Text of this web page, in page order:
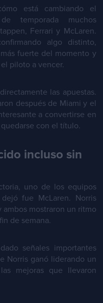
está cambiando el
temporada muchos
Ferrari y McLaren.
algo distinto,
fuerte del momento y
piloto a vencer.
las apuestas.
después de Miami y el
a convertirse en
con el título.
incluso sin
uno de los equipos
fue McLaren. Norris
mostraron un ritmo
de semana.
señales importantes
Norris ganó liderando un
mejoras que llevaron